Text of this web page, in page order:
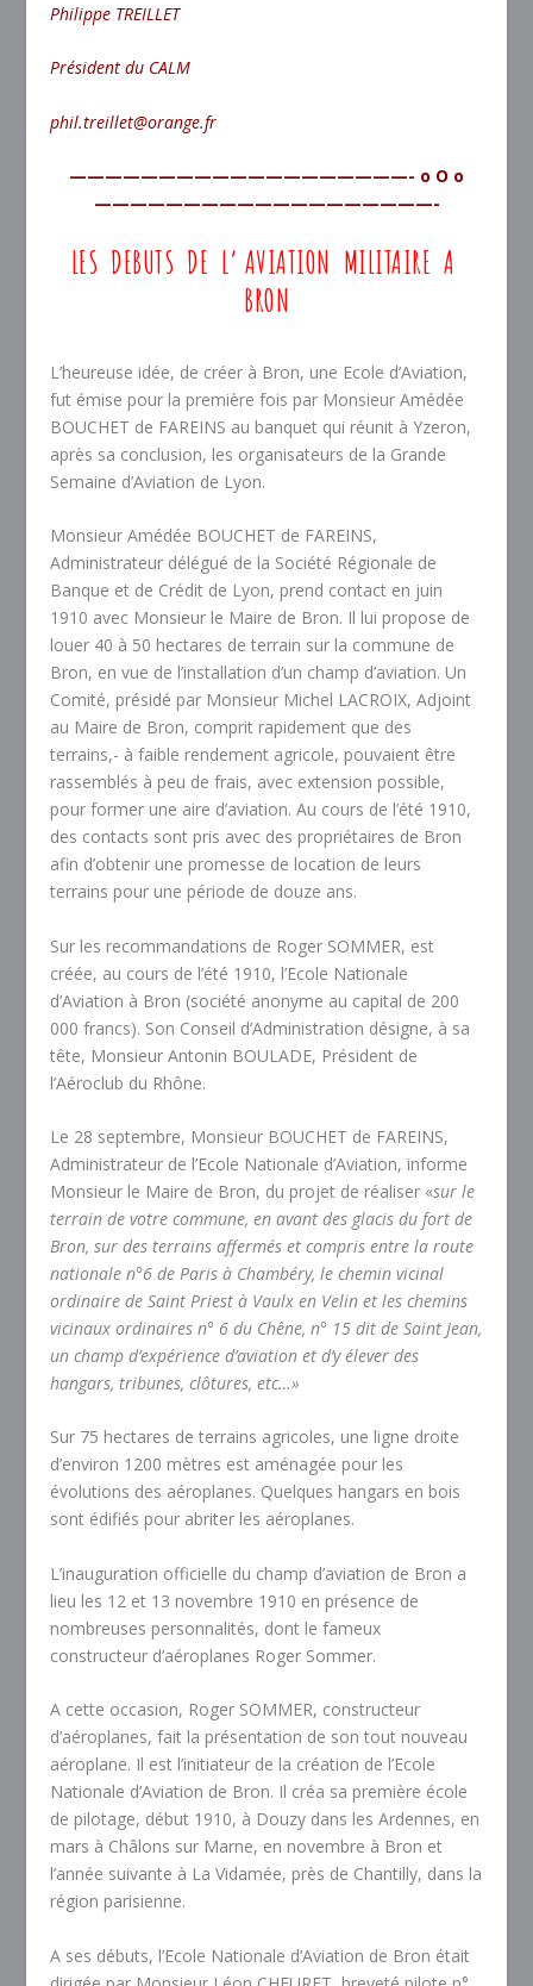
Philippe TREILLET
Président du CALM
phil.treillet@orange.fr
———————————————————- o O o
———————————————————-
LES DEBUTS DE L’ AVIATION MILITAIRE A
BRON
L’heureuse idée, de créer à Bron, une Ecole d’Aviation,
fut émise pour la première fois par Monsieur Amédée
BOUCHET de FAREINS au banquet qui réunit à Yzeron,
après sa conclusion, les organisateurs de la Grande
Semaine d’Aviation de Lyon.
Monsieur Amédée BOUCHET de FAREINS,
Administrateur délégué de la Société Régionale de
Banque et de Crédit de Lyon, prend contact en juin
1910 avec Monsieur le Maire de Bron. Il lui propose de
louer 40 à 50 hectares de terrain sur la commune de
Bron, en vue de l’installation d’un champ d’aviation. Un
Comité, présidé par Monsieur Michel LACROIX, Adjoint
au Maire de Bron, comprit rapidement que des
terrains,- à faible rendement agricole, pouvaient être
rassemblés à peu de frais, avec extension possible,
pour former une aire d’aviation. Au cours de l’été 1910,
des contacts sont pris avec des propriétaires de Bron
afin d’obtenir une promesse de location de leurs
terrains pour une période de douze ans.
Sur les recommandations de Roger SOMMER, est
créée, au cours de l’été 1910, l’Ecole Nationale
d’Aviation à Bron (société anonyme au capital de 200
000 francs). Son Conseil d’Administration désigne, à sa
tête, Monsieur Antonin BOULADE, Président de
l’Aéroclub du Rhône.
Le 28 septembre, Monsieur BOUCHET de FAREINS,
Administrateur de l’Ecole Nationale d’Aviation, informe
Monsieur le Maire de Bron, du projet de réaliser «sur le
terrain de votre commune, en avant des glacis du fort de
Bron, sur des terrains affermés et compris entre la route
nationale n°6 de Paris à Chambéry, le chemin vicinal
ordinaire de Saint Priest à Vaulx en Velin et les chemins
vicinaux ordinaires n° 6 du Chêne, n° 15 dit de Saint Jean,
un champ d’expérience d’aviation et d’y élever des
hangars, tribunes, clôtures, etc…»
Sur 75 hectares de terrains agricoles, une ligne droite
d’environ 1200 mètres est aménagée pour les
évolutions des aéroplanes. Quelques hangars en bois
sont édifiés pour abriter les aéroplanes.
L’inauguration officielle du champ d’aviation de Bron a
lieu les 12 et 13 novembre 1910 en présence de
nombreuses personnalités, dont le fameux
constructeur d’aéroplanes Roger Sommer.
A cette occasion, Roger SOMMER, constructeur
d’aéroplanes, fait la présentation de son tout nouveau
aéroplane. Il est l’initiateur de la création de l’Ecole
Nationale d’Aviation de Bron. Il créa sa première école
de pilotage, début 1910, à Douzy dans les Ardennes, en
mars à Châlons sur Marne, en novembre à Bron et
l’année suivante à La Vidamée, près de Chantilly, dans la
région parisienne.
A ses débuts, l’Ecole Nationale d’Aviation de Bron était